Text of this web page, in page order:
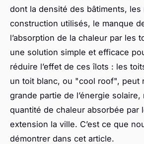
dont la densité des bâtiments, les
construction utilisés, le manque
l’absorption de la chaleur par les
une solution simple et efficace
réduire l’effet de ces îlots : les
un toit blanc, ou "cool roof", peut
grande partie de l’énergie
quantité de chaleur absorbée par
extension la ville. C’est ce que
démontrer dans cet article.